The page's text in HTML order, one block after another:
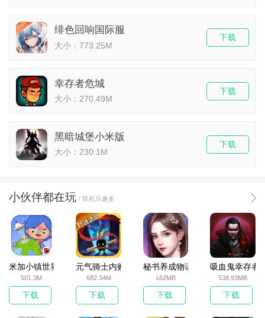
绯色回响国际服
大小：773.25M
下载
幸存者危城
大小：270.49M
下载
黑暗城堡小米版
大小：230.1M
下载
小伙伴都在玩 / 联机乐趣多
米加小镇世界2025官方版
501.3M
下载
元气骑士内购破解版
682.34M
下载
秘书养成物语
162MB
下载
吸血鬼幸存者
538.93MB
下载